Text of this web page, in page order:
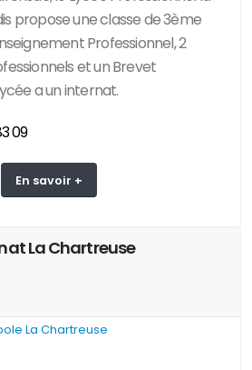
propose une classe de 3ème
Professionnel, 2
et un Brevet
a un internat.
09
En savoir +
La Chartreuse